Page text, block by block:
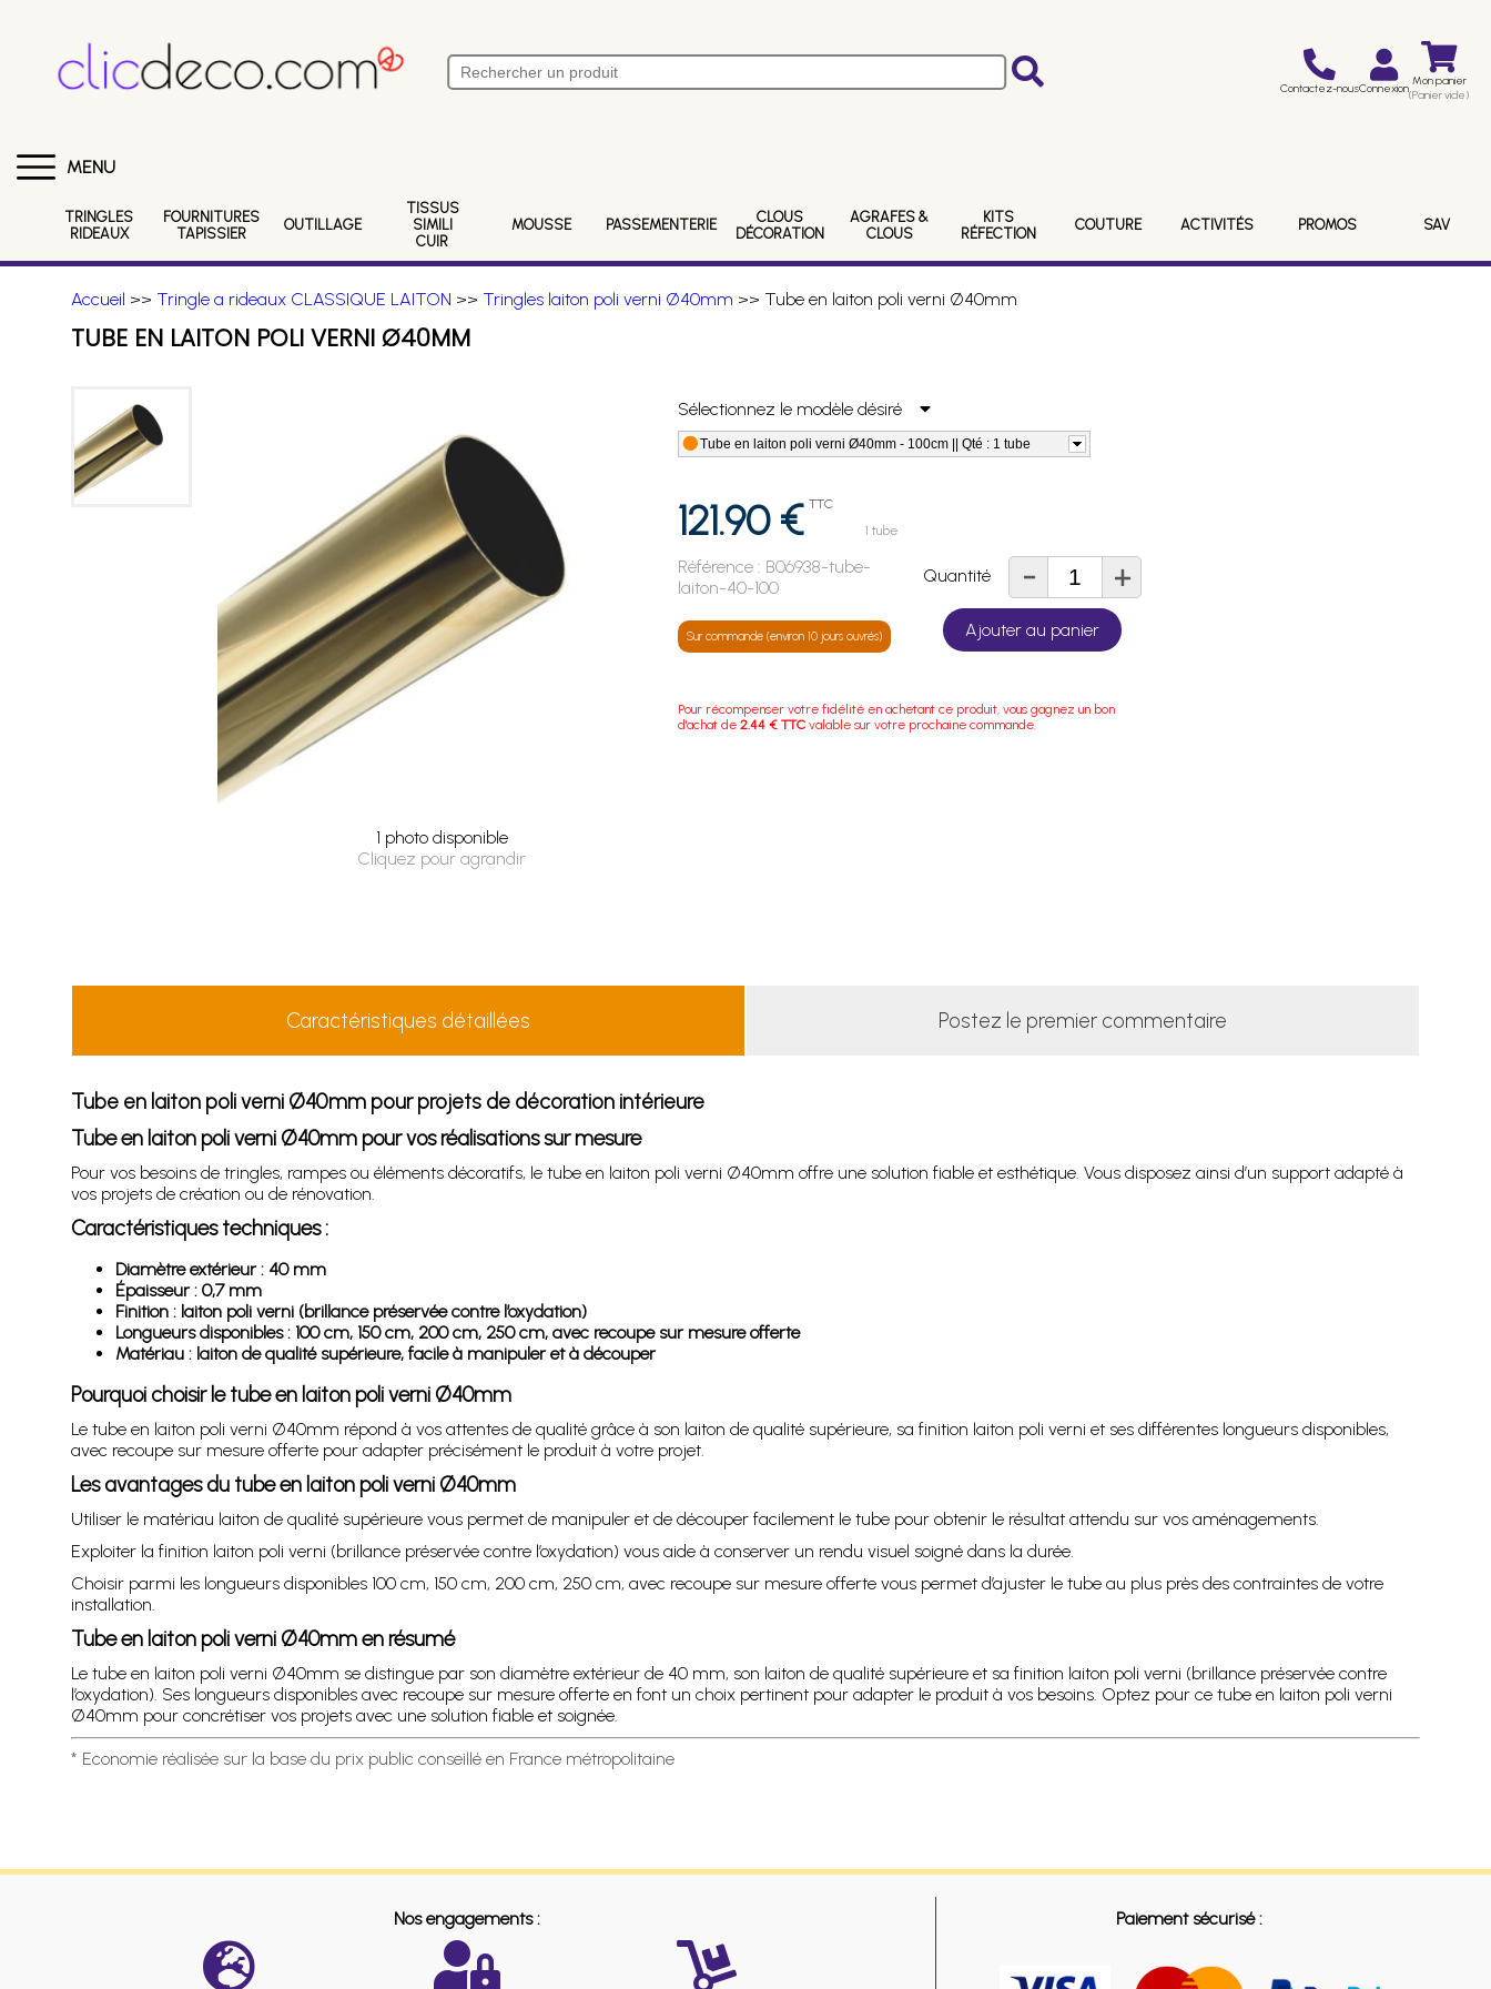
Contactez-nousConnexion Mon panier
(Panier vide)
MENU
TRINGLES
RIDEAUX
FOURNITURES
TAPISSIER
OUTILLAGE
TISSUS
SIMILI
CUIR
MOUSSE PASSEMENTERIE
CLOUS
DÉCORATION
AGRAFES &
CLOUS
KITS
RÉFECTION
COUTURE ACTIVITÉS PROMOS SAV
Accueil >> Tringle a rideaux CLASSIQUE LAITON >> Tringles laiton poli verni Ø40mm >> Tube en laiton poli verni Ø40mm
TUBE EN LAITON POLI VERNI Ø40MM
1 photo disponible
Cliquez pour agrandir
Sélectionnez le modèle désiré
Tube en laiton poli verni Ø40mm - 100cm || Qté : 1 tube
121.90 € TTC
1 tube
Référence : B06938-tube-
laiton-40-100
Sur commande (environ 10 jours ouvrés)
Quantité - +
Ajouter au panier
Pour récompenser votre fidélité en achetant ce produit, vous gagnez un bon
d'achat de2.44 € TTC valable sur votre prochaine commande.
Caractéristiques détaillées Postez le premier commentaire
Tube en laiton poli verni Ø40mm pour projets de décoration intérieure
Tube en laiton poli verni Ø40mm pour vos réalisations sur mesure
Pour vos besoins de tringles, rampes ou éléments décoratifs, le tube en laiton poli verni Ø40mm offre une solution fiable et esthétique. Vous disposez ainsi d’un support adapté à
vos projets de création ou de rénovation.
Caractéristiques techniques :
Diamètre extérieur : 40 mm
Épaisseur : 0,7 mm
Finition : laiton poli verni (brillance préservée contre l’oxydation)
Longueurs disponibles : 100 cm, 150 cm, 200 cm, 250 cm, avec recoupe sur mesure offerte
Matériau : laiton de qualité supérieure, facile à manipuler et à découper
Pourquoi choisir le tube en laiton poli verni Ø40mm
Le tube en laiton poli verni Ø40mm répond à vos attentes de qualité grâce à son laiton de qualité supérieure, sa finition laiton poli verni et ses différentes longueurs disponibles,
avec recoupe sur mesure offerte pour adapter précisément le produit à votre projet.
Les avantages du tube en laiton poli verni Ø40mm
Utiliser le matériau laiton de qualité supérieure vous permet de manipuler et de découper facilement le tube pour obtenir le résultat attendu sur vos aménagements.
Exploiter la finition laiton poli verni (brillance préservée contre l’oxydation) vous aide à conserver un rendu visuel soigné dans la durée.
Choisir parmi les longueurs disponibles 100 cm, 150 cm, 200 cm, 250 cm, avec recoupe sur mesure offerte vous permet d’ajuster le tube au plus près des contraintes de votre
installation.
Tube en laiton poli verni Ø40mm en résumé
Le tube en laiton poli verni Ø40mm se distingue par son diamètre extérieur de 40 mm, son laiton de qualité supérieure et sa finition laiton poli verni (brillance préservée contre
l’oxydation). Ses longueurs disponibles avec recoupe sur mesure offerte en font un choix pertinent pour adapter le produit à vos besoins. Optez pour ce tube en laiton poli verni
Ø40mm pour concrétiser vos projets avec une solution fiable et soignée.
* Economie réalisée sur la base du prix public conseillé en France métropolitaine
Nos engagements : Paiement sécurisé :